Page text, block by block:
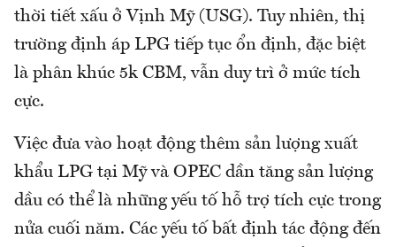
thời tiết xấu ở Vịnh Mỹ (USG). Tuy nhiên, thị
trường định áp LPG tiếp tục ổn định, đặc biệt
là phân khúc 5k CBM, vẫn duy trì ở mức tích
cực.
Việc đưa vào hoạt động thêm sản lượng xuất
khẩu LPG tại Mỹ và OPEC dần tăng sản lượng
dầu có thể là những yếu tố hỗ trợ tích cực trong
nửa cuối năm. Các yếu tố bất định tác động đến